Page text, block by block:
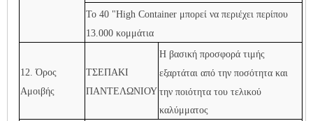
Το 40 "High Container μπορεί να περιέχει περίπου
13.000 κομμάτια
12. Όρος
Αμοιβής
ΤΣΕΠΑΚΙ
ΠΑΝΤΕΛΩΝΙΟΥ
Η βασική προσφορά τιμής
εξαρτάται από την ποσότητα και
την ποιότητα του τελικού
καλύμματος